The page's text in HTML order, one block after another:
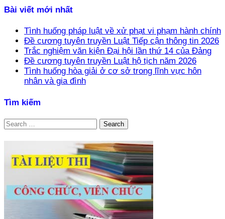
Bài viết mới nhất
Tình huống pháp luật về xử phạt vi phạm hành chính
Đề cương tuyên truyền Luật Tiếp cận thông tin 2026
Trắc nghiệm văn kiện Đại hội lần thứ 14 của Đảng
Đề cương tuyên truyền Luật hộ tịch năm 2026
Tình huống hòa giải ở cơ sở trong lĩnh vực hôn
nhân và gia đình
Tìm kiếm
Search